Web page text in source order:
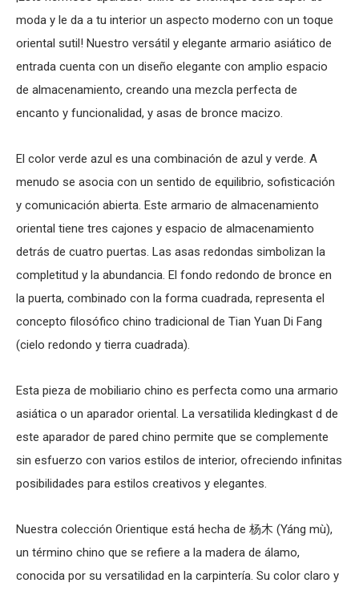
moda y le da a tu interior un aspecto moderno con un toque
oriental sutil! Nuestro versátil y elegante armario asiático de
entrada cuenta con un diseño elegante con amplio espacio
de almacenamiento, creando una mezcla perfecta de
encanto y funcionalidad, y asas de bronce macizo.
El color verde azul es una combinación de azul y verde. A
menudo se asocia con un sentido de equilibrio, sofisticación
y comunicación abierta. Este armario de almacenamiento
oriental tiene tres cajones y espacio de almacenamiento
detrás de cuatro puertas. Las asas redondas simbolizan la
completitud y la abundancia. El fondo redondo de bronce en
la puerta, combinado con la forma cuadrada, representa el
concepto filosófico chino tradicional de Tian Yuan Di Fang
(cielo redondo y tierra cuadrada).
Esta pieza de mobiliario chino es perfecta como una armario
asiática o un aparador oriental. La versatilida kledingkast d de
este aparador de pared chino permite que se complemente
sin esfuerzo con varios estilos de interior, ofreciendo infinitas
posibilidades para estilos creativos y elegantes.
Nuestra colección Orientique está hecha de 杨木 (Yáng mù),
un término chino que se refiere a la madera de álamo,
conocida por su versatilidad en la carpintería. Su color claro y